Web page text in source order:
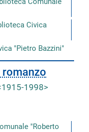
Civica
"Pietro Bazzini"
romanzo
1998>
"Roberto